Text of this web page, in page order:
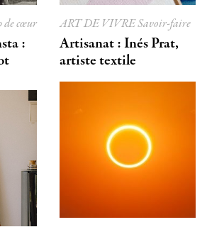
de cœur
:
ART DE VIVRESavoir-faire
Artisanat : Inés Prat,
artiste textile